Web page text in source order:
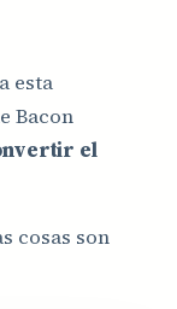
esta
Bacon
el
cosas son